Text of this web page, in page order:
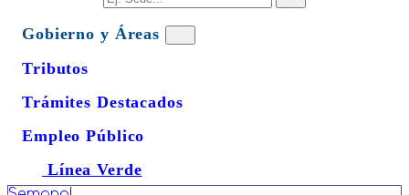
Gobierno y Áreas
Tributos
Trámites Destacados
Empleo Público
Línea Verde